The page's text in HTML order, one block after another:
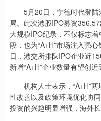
5月20日，宁德时代登陆
局。此次港股IPO募资
大规模IPO纪录，不仅标志
段，也为“A+H”市场注入强
日，港交所排队IPO企业近
新增“A+H”企业数量有望创近
机构人士表示，“A+H”两
性改善以及政策环境优化协
投资的兴趣明显增强，海外长